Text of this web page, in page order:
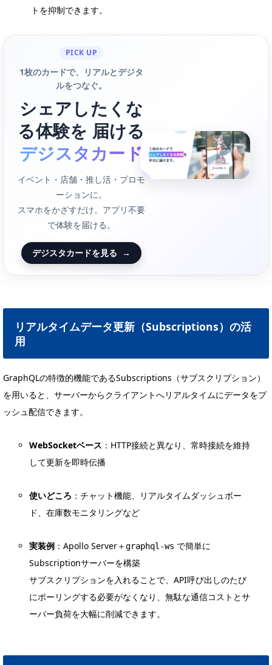
トを抑制できます。
PICK UP
1枚のカードで、リアルとデジタ
ルをつなぐ。
シェアしたくな
る体験を 届ける
デジスタカード
イベント・店舗・推し活・プロモ
ーションに。
スマホをかざすだけ。アプリ不要
で体験を届ける。
デジスタカードを見る →
リアルタイムデータ更新（Subscriptions）の活
用
GraphQLの特徴的機能であるSubscriptions（サブスクリプション）
を用いると、サーバーからクライアントへリアルタイムにデータをプ
ッシュ配信できます。
WebSocketベース ：HTTP接続と異なり、常時接続を維持
して更新を即時伝播
使いどころ ：チャット機能、リアルタイムダッシュボー
ド、在庫数モニタリングなど
実装例 ：Apollo Server＋graphql-ws で簡単に
Subscriptionサーバーを構築
サブスクリプションを入れることで、API呼び出しのたび
にポーリングする必要がなくなり、無駄な通信コストとサ
ーバー負荷を大幅に削減できます。